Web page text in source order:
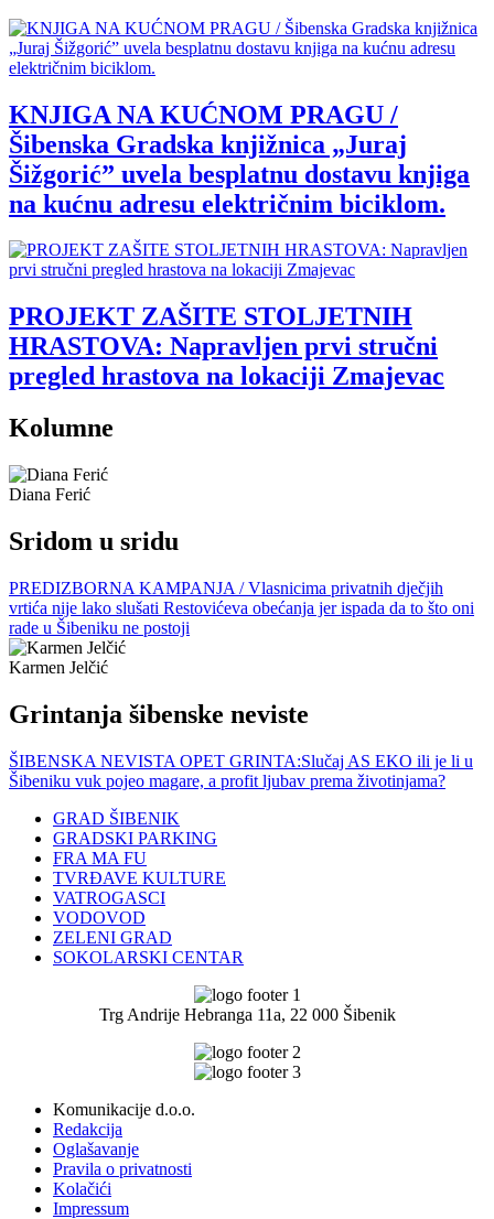
KNJIGA NA KUĆNOM PRAGU /
Šibenska Gradska knjižnica „Juraj
Šižgorić” uvela besplatnu dostavu knjiga
na kućnu adresu električnim biciklom.
PROJEKT ZAŠITE STOLJETNIH
HRASTOVA: Napravljen prvi stručni
pregled hrastova na lokaciji Zmajevac
Kolumne
Diana Ferić
Sridom u sridu
PREDIZBORNA KAMPANJA / Vlasnicima privatnih dječjih
vrtića nije lako slušati Restovićeva obećanja jer ispada da to što oni
rade u Šibeniku ne postoji
Karmen Jelčić
Grintanja šibenske neviste
ŠIBENSKA NEVISTA OPET GRINTA:Slučaj AS EKO ili je li u
Šibeniku vuk pojeo magare, a profit ljubav prema životinjama?
GRAD ŠIBENIK
GRADSKI PARKING
FRA MA FU
TVRĐAVE KULTURE
VATROGASCI
VODOVOD
ZELENI GRAD
SOKOLARSKI CENTAR
Trg Andrije Hebranga 11a, 22 000 Šibenik
Komunikacije d.o.o.
Redakcija
Oglašavanje
Pravila o privatnosti
Kolačići
Impressum